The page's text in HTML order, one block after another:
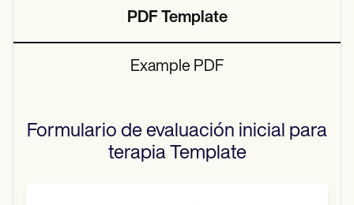
PDF Template
Example PDF
Formulario de evaluación inicial para
terapiaTemplate